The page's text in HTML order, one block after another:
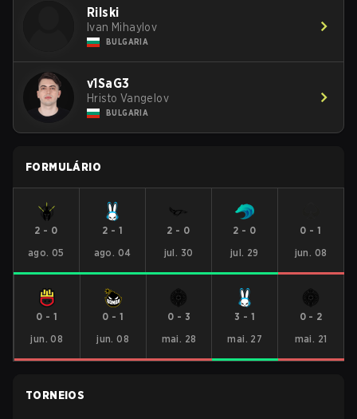
Rilski
Ivan Mihaylov
BULGARIA
v1SaG3
Hristo Vangelov
BULGARIA
FORMULÁRIO
2 - 0
ago. 05
2 - 1
ago. 04
2 - 0
jul. 30
2 - 0
jul. 29
0 -1
jun. 08
0 - 1
jun. 08
0 - 1
jun. 08
0 - 3
mai. 28
3 - 1
mai. 27
0- 2
mai. 21
TORNEIOS